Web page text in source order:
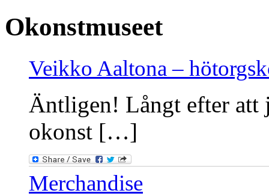
Okonstmuseet
Veikko Aaltona –
Äntligen! Långt efter att
okonst […]
Merchandise